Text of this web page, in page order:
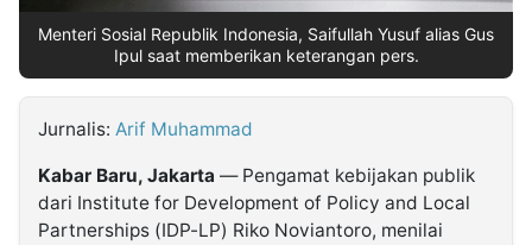
Kabarbaru.co
Menteri Sosial Republik Indonesia, Saifullah Yusuf alias Gus
Ipul saat memberikan keterangan pers.
Jurnalis: Arif Muhammad
Kabar Baru, Jakarta — Pengamat kebijakan publik
dari Institute for Development of Policy and Local
Partnerships (IDP-LP) Riko Noviantoro, menilai